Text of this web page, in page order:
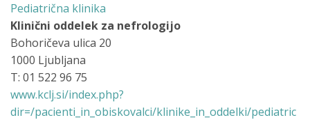
Pediatrična klinika
Klinični oddelek za nefrologijo
Bohoričeva ulica 20
1000 Ljubljana
T: 01 522 96 75
www.kclj.si/index.php?
dir=/pacienti_in_obiskovalci/klinike_in_oddelki/pediatric